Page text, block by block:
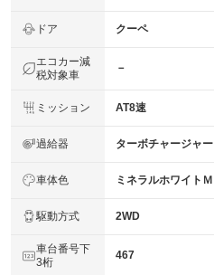
ドア クーペ
エコカー減
税対象車
－
ミッション AT8速
過給器 ターボチャージャー
車体色 ミネラルホワイトＭ
駆動方式 2WD
車台番号下
3桁
467